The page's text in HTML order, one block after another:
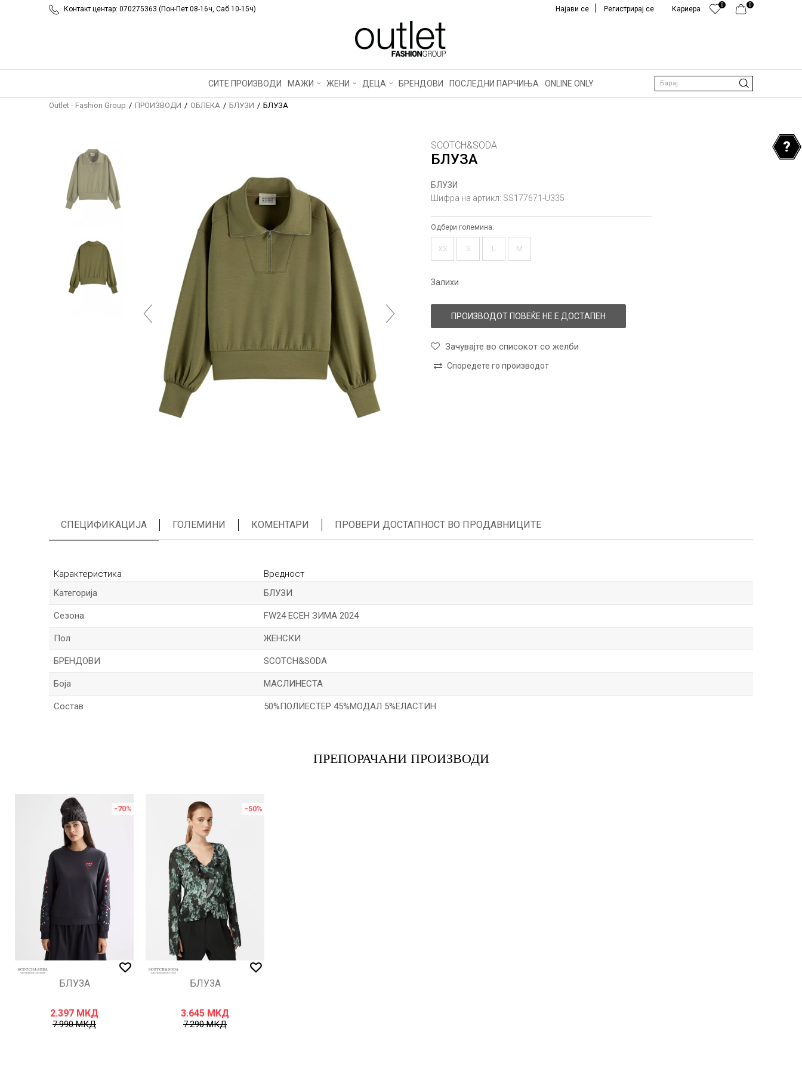
Контакт центар: 070275363 (Пон-Пет 08-16ч, Саб 10-15ч) 0
0
Кариера
Најави се Регистрирај се
СИТЕ ПРОИЗВОДИ МАЖИ ЖЕНИ ДЕЦА БРЕНДОВИ ПОСЛЕДНИ ПАРЧИЊА ONLINE ONLY Барај
Outlet - Fashion Group ПРОИЗВОДИ ОБЛЕКА БЛУЗИ БЛУЗА
SCOTCH&SODA
БЛУЗА
БЛУЗИ
Шифра на артикл: SS177671-U335
Одбери големина:
XS S L M
Залихи
ПРОИЗВОДОТ ПОВЕЌЕ НЕ Е ДОСТАПЕН
Зачувајте во списокот со желби
Споредете го производот
СПЕЦИФИКАЦИЈА ГОЛЕМИНИ КОМЕНТАРИ ПРОВЕРИ ДОСТАПНОСТ ВО ПРОДАВНИЦИТЕ
Карактеристика
Вредност
Kатегорија
БЛУЗИ
Сезона FW24 ЕСЕН ЗИМА 2024
Пол ЖЕНСКИ
БРЕНДОВИ SCOTCH&SODA
Боја МАСЛИНЕСТА
Состав 50%ПОЛИЕСТЕР 45%МОДАЛ 5%ЕЛАСТИН
Порака
ИСПРАТИ
ПРЕПОРАЧАНИ ПРОИЗВОДИ
-70%
БЛУЗА
2.397 МКД
7.990МКД
-50%
БЛУЗА
3.645 МКД
7.290МКД